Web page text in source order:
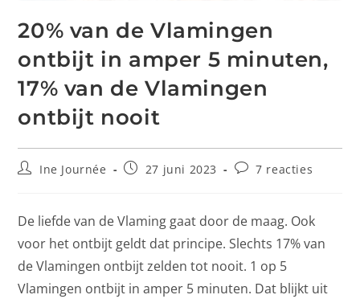
20% van de Vlamingen
ontbijt in amper 5 minuten,
17% van de Vlamingen
ontbijt nooit
Ine Journée 27 juni 2023 7 reacties
De liefde van de Vlaming gaat door de maag. Ook
voor het ontbijt geldt dat principe. Slechts 17% van
de Vlamingen ontbijt zelden tot nooit. 1 op 5
Vlamingen ontbijt in amper 5 minuten. Dat blijkt uit